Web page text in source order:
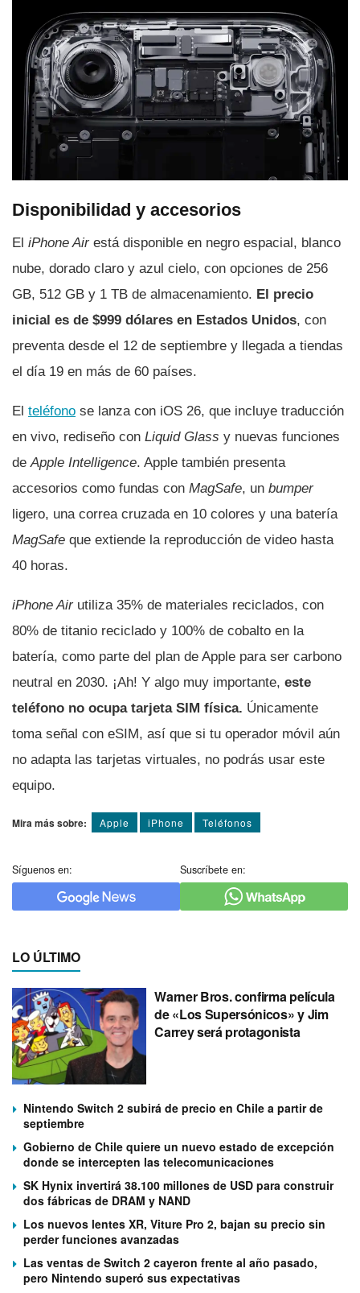
Disponibilidad y accesorios
El iPhone Airestá disponible en negro espacial, blanco
nube, dorado claro y azul cielo, con opciones de 256
GB, 512 GB y 1 TB de almacenamiento. El precio
inicial es de $999 dólares en Estados Unidos, con
preventa desde el 12 de septiembre y llegada a tiendas
el día 19 en más de 60 países.
El teléfono se lanza con iOS 26, que incluye traducción
en vivo, rediseño con Liquid Glass y nuevas funciones
deApple Intelligence. Apple también presenta
accesorios como fundas con MagSafe, un bumper
ligero, una correa cruzada en 10 colores y una batería
MagSafe que extiende la reproducción de video hasta
40 horas.
iPhone Airutiliza 35% de materiales reciclados, con
80% de titanio reciclado y 100% de cobalto en la
batería, como parte del plan de Apple para ser carbono
neutral en 2030. ¡Ah! Y algo muy importante, este
teléfono no ocupa tarjeta SIM física. Únicamente
toma señal con eSIM, así que si tu operador móvil aún
no adapta las tarjetas virtuales, no podrás usar este
equipo.
Mira más sobre: Apple iPhone Teléfonos
Síguenos en: Suscríbete en:
LO ÚLTIMO
Warner Bros. confirma película
de «Los Supersónicos» y Jim
Carrey será protagonista
Nintendo Switch 2 subirá de precio en Chile a partir de
septiembre
Gobierno de Chile quiere un nuevo estado de excepción
donde se intercepten las telecomunicaciones
SK Hynix invertirá 38.100 millones de USD para construir
dos fábricas de DRAM y NAND
Los nuevos lentes XR, Viture Pro 2, bajan su precio sin
perder funciones avanzadas
Las ventas de Switch 2 cayeron frente al año pasado,
pero Nintendo superó sus expectativas